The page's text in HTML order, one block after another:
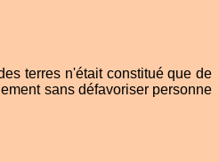
terres n'était constitué que de
sans défavoriser personne